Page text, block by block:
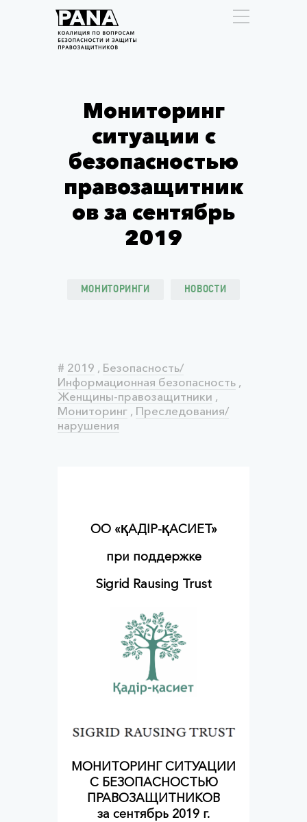
Мониторинг
ситуации с
безопасностью
правозащитник
ов за сентябрь
2019
МОНИТОРИНГИ НОВОСТИ
# 2019 , Безопасность/
Информационная безопасность ,
Женщины-правозащитники ,
Мониторинг , Преследования/
нарушения
ОО «ҚАДІР-ҚАСИЕТ»
при поддержке
Sigrid Rausing Trust
МОНИТОРИНГ СИТУАЦИИ
С БЕЗОПАСНОСТЬЮ
ПРАВОЗАЩИТНИКОВ
за сентябрь 2019 г.